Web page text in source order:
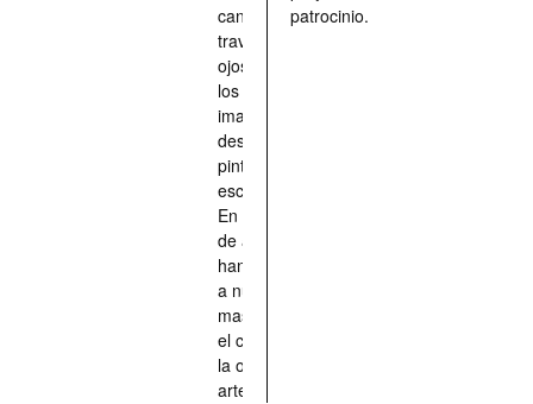
caninos a
través de los
ojos quienes
los han
imaginado,
descrito,
pintado,
esculpido...
En definitiva,
de aquellos
han situado
a nuestras
mascotas en
el centro de
la obra de
arte.
patrocinio.